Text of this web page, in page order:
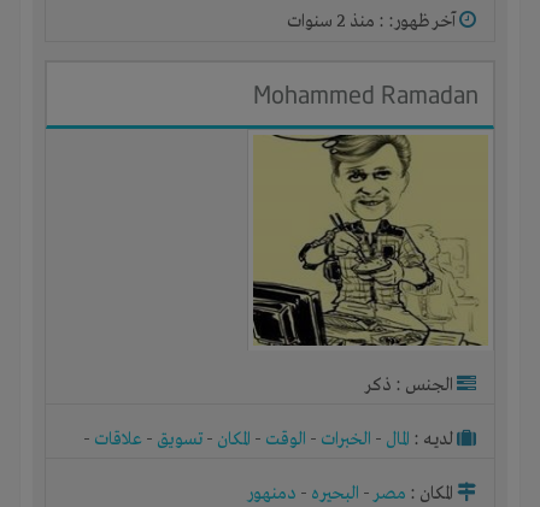
آخر ظهور: : منذ 2 سنوات
Mohammed Ramadan
الجنس : ذكر
لديـه : المال - الخبرات - الوقت - المكان - تسويق - علاقات -
المكان : مصر- البحيره - دمنهور